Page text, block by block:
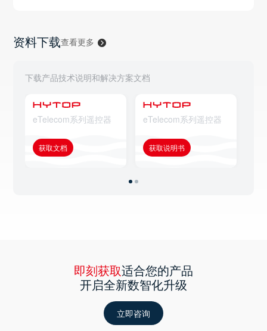
资料下载查看更多
下载产品技术说明和解决方案文档
eTelecom系列遥控器
获取文档
eTelecom系列遥控器
获取说明书
即刻获取适合您的产品
开启全新数智化升级
立即咨询